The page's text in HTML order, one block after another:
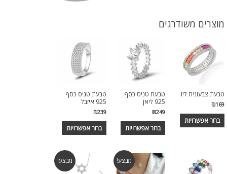
מוצרים משודרגים
טבעת צבעונית ליז
₪169
בחר אפשרויות
טבעת טניס כסף
925 ליאן
₪249
בחר אפשרויות
טבעת טניס כסף
925 איזבל
₪239
בחר אפשרויות
מבצע! מבצע!